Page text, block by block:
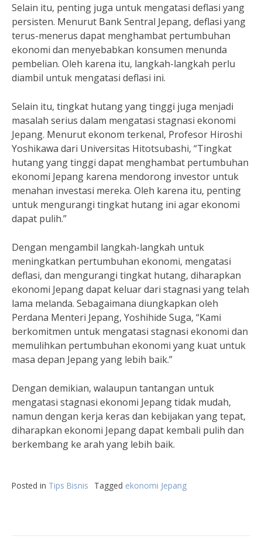
Selain itu, penting juga untuk mengatasi deflasi yang
persisten. Menurut Bank Sentral Jepang, deflasi yang
terus-menerus dapat menghambat pertumbuhan
ekonomi dan menyebabkan konsumen menunda
pembelian. Oleh karena itu, langkah-langkah perlu
diambil untuk mengatasi deflasi ini.
Selain itu, tingkat hutang yang tinggi juga menjadi
masalah serius dalam mengatasi stagnasi ekonomi
Jepang. Menurut ekonom terkenal, Profesor Hiroshi
Yoshikawa dari Universitas Hitotsubashi, “Tingkat
hutang yang tinggi dapat menghambat pertumbuhan
ekonomi Jepang karena mendorong investor untuk
menahan investasi mereka. Oleh karena itu, penting
untuk mengurangi tingkat hutang ini agar ekonomi
dapat pulih.”
Dengan mengambil langkah-langkah untuk
meningkatkan pertumbuhan ekonomi, mengatasi
deflasi, dan mengurangi tingkat hutang, diharapkan
ekonomi Jepang dapat keluar dari stagnasi yang telah
lama melanda. Sebagaimana diungkapkan oleh
Perdana Menteri Jepang, Yoshihide Suga, “Kami
berkomitmen untuk mengatasi stagnasi ekonomi dan
memulihkan pertumbuhan ekonomi yang kuat untuk
masa depan Jepang yang lebih baik.”
Dengan demikian, walaupun tantangan untuk
mengatasi stagnasi ekonomi Jepang tidak mudah,
namun dengan kerja keras dan kebijakan yang tepat,
diharapkan ekonomi Jepang dapat kembali pulih dan
berkembang ke arah yang lebih baik.
Posted in Tips Bisnis Tagged ekonomi Jepang